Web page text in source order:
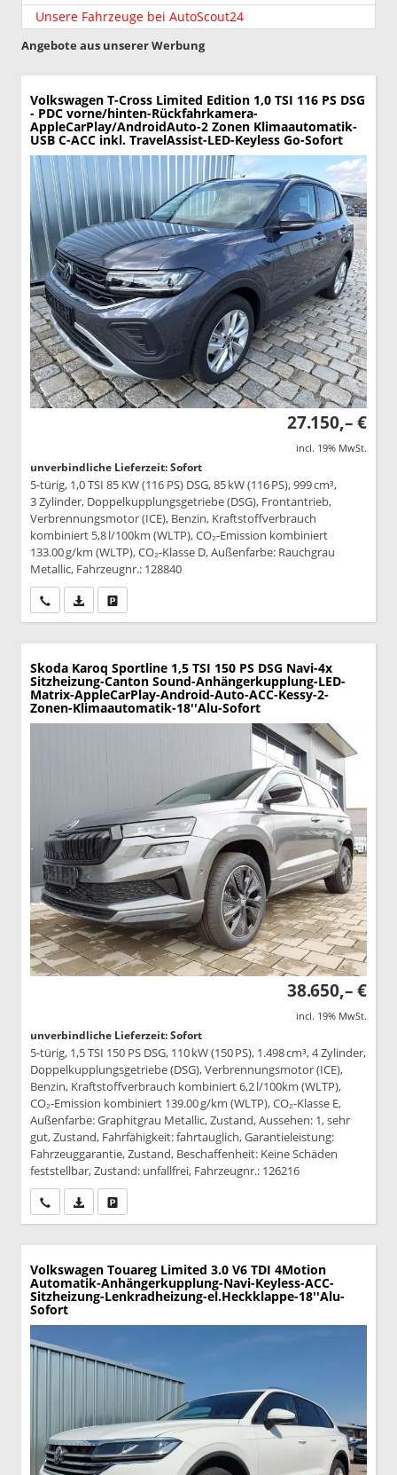
Unsere Fahrzeuge bei AutoScout24
Angebote aus unserer Werbung
Volkswagen T-Cross Limited Edition 1,0 TSI 116 PS DSG
- PDC vorne/hinten-Rückfahrkamera-
AppleCarPlay/AndroidAuto-2 Zonen Klimaautomatik-
USB C-ACC inkl. TravelAssist-LED-Keyless Go-Sofort
27.150,– €
incl. 19% MwSt.
unverbindliche Lieferzeit: Sofort
5-türig, 1,0 TSI 85 KW (116 PS) DSG, 85 kW (116 PS), 999 cm³,
3 Zylinder, Doppelkupplungsgetriebe (DSG), Frontantrieb,
Verbrennungsmotor (ICE), Benzin, Kraftstoffverbrauch
kombiniert 5,8 l/100km (WLTP), CO₂-Emission kombiniert
133.00 g/km (WLTP), CO₂-Klasse D, Außenfarbe: Rauchgrau
Metallic, Fahrzeugnr.: 128840
Wir rufen Sie anPDF-Datei, Fahrzeugexposé drucken
Skoda Karoq Sportline 1,5 TSI 150 PS DSG Navi-4x
Sitzheizung-Canton Sound-Anhängerkupplung-LED-
Matrix-AppleCarPlay-Android-Auto-ACC-Kessy-2-
Zonen-Klimaautomatik-18''Alu-Sofort
38.650,– €
incl. 19% MwSt.
unverbindliche Lieferzeit: Sofort
5-türig, 1,5 TSI 150 PS DSG, 110 kW (150 PS), 1.498 cm³, 4 Zylinder,
Doppelkupplungsgetriebe (DSG), Verbrennungsmotor (ICE),
Benzin, Kraftstoffverbrauch kombiniert 6,2 l/100km (WLTP),
CO₂-Emission kombiniert 139.00 g/km (WLTP), CO₂-Klasse E,
Außenfarbe: Graphitgrau Metallic, Zustand, Aussehen: 1, sehr
gut, Zustand, Fahrfähigkeit: fahrtauglich, Garantieleistung:
Fahrzeuggarantie, Zustand, Beschaffenheit: Keine Schäden
feststellbar, Zustand: unfallfrei, Fahrzeugnr.: 126216
Wir rufen Sie anPDF-Datei, Fahrzeugexposé drucken
Volkswagen Touareg Limited 3.0 V6 TDI 4Motion
Automatik-Anhängerkupplung-Navi-Keyless-ACC-
Sitzheizung-Lenkradheizung-el.Heckklappe-18''Alu-
Sofort